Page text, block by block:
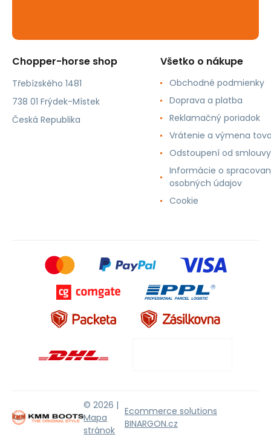
Chopper-horse shop
Třebízského 1481
738 01 Frýdek-Místek
Česká Republika
Všetko o nákupe
Obchodné podmienky
Doprava a platba
Reklamačný poriadok
Vrátenie a výmena
Odstoupení od smlouvy
Informácie o
osobných údajov
Cookie
© 2026 |
Mapa
stránok
Ecommerce solutions
BINARGON.cz